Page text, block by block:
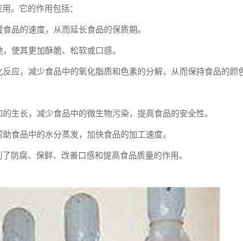
。它的作用包括：
品的速度，从而延长食品的保质期。
使其更加酥脆、松软或口感。
应，减少食品中的氧化脂质和色素的分解，从而保持食品的颜
生长，减少食品中的微生物污染，提高食品的安全性。
食品中的水分蒸发，加快食品的加工速度。
防腐、保鲜、改善口感和提高食品质量的作用。